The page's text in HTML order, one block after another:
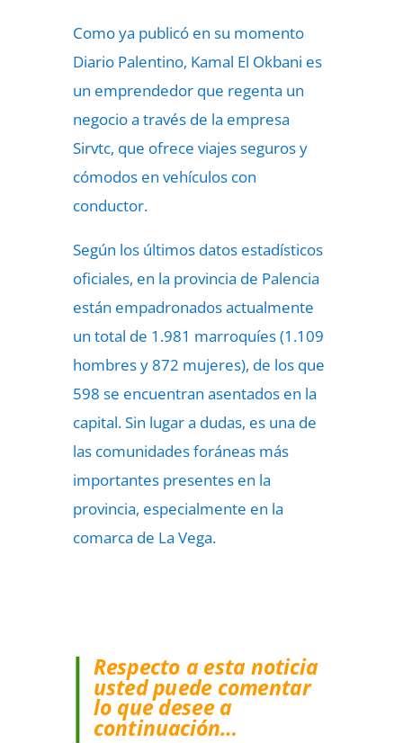
Como ya publicó en su momento
Diario Palentino, Kamal El Okbani es
un emprendedor que regenta un
negocio a través de la empresa
Sirvtc, que ofrece viajes seguros y
cómodos en vehículos con
conductor.
Según los últimos datos estadísticos
oficiales, en la provincia de Palencia
están empadronados actualmente
un total de 1.981 marroquíes (1.109
hombres y 872 mujeres), de los que
598 se encuentran asentados en la
capital. Sin lugar a dudas, es una de
las comunidades foráneas más
importantes presentes en la
provincia, especialmente en la
comarca de La Vega.
Respecto a esta noticia
usted puede comentar
lo que desee a
continuación…